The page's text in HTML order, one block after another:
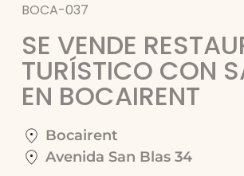
BOCA-037
SE VENDE
TURÍSTICO CON
EN BOCAIRENT
Bocairent
Avenida San Blas 34